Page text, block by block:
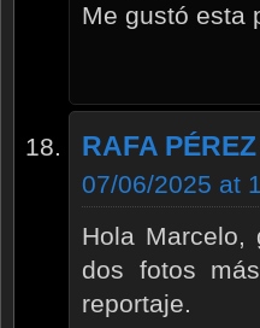
Me gustó esta
RAFA PÉREZ
07/06/2025 at
Hola Marcelo,
dos fotos
reportaje.